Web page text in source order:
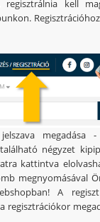
kell
jelszavamegadása -
négyzet
kattintva
megnyomásával
A
regisztrációkor